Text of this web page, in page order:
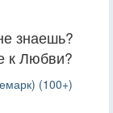
знаешь?
к Любви?
(100+)